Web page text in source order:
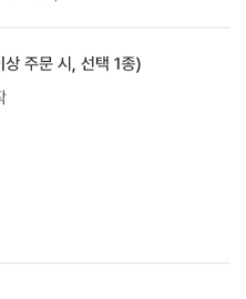
드 신청하기